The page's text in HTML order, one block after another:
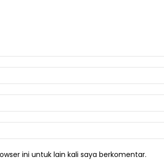
ini untuk lain kali saya berkomentar.